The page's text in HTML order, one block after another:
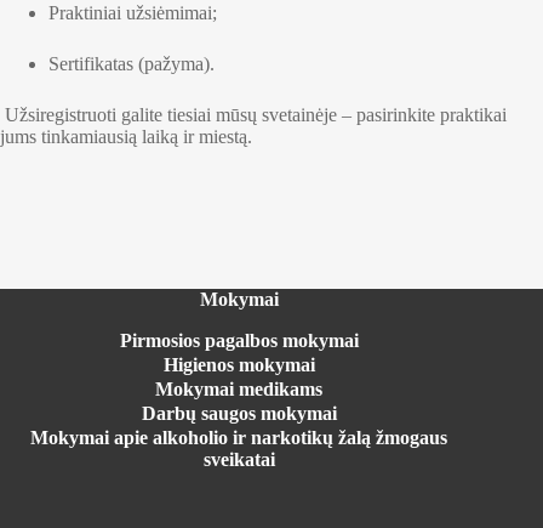
Praktiniai užsiėmimai;
Sertifikatas (pažyma).
Užsiregistruoti galite tiesiai mūsų svetainėje – pasirinkite praktikai
jums tinkamiausią laiką ir miestą.
Mokymai
Pirmosios pagalbos mokymai
Higienos mokymai
Mokymai medikams
Darbų saugos mokymai
Mokymai apie alkoholio ir narkotikų žalą žmogaus
sveikatai